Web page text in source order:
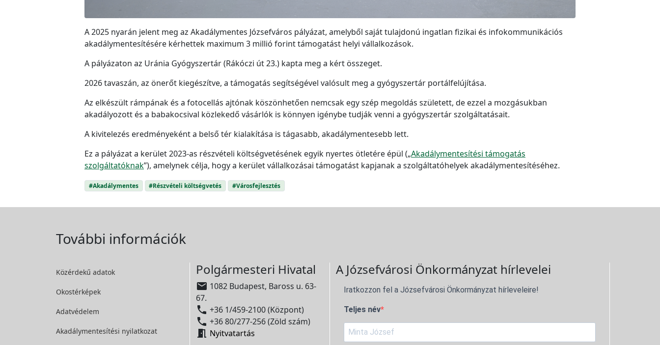
A 2025 nyarán jelent meg az Akadálymentes Józsefváros pályázat, amelyből saját tulajdonú ingatlan fizikai és infokommunikációs
akadálymentesítésére kérhettek maximum 3 millió forint támogatást helyi vállalkozások.
A pályázaton az Uránia Gyógyszertár (Rákóczi út 23.) kapta meg a kért összeget.
2026 tavaszán, az önerőt kiegészítve, a támogatás segítségével valósult meg a gyógyszertár portálfelújítása.
Az elkészült rámpának és a fotocellás ajtónak köszönhetően nemcsak egy szép megoldás született, de ezzel a mozgásukban
akadályozott és a babakocsival közlekedő vásárlók is könnyen igénybe tudják venni a gyógyszertár szolgáltatásait.
A kivitelezés eredményeként a belső tér kialakítása is tágasabb, akadálymentesebb lett.
Ez a pályázat a kerület 2023-as részvételi költségvetésének egyik nyertes ötletére épül („Akadálymentesítési támogatás
szolgáltatóknak”), amelynek célja, hogy a kerület vállalkozásai támogatást kapjanak a szolgáltatóhelyek akadálymentesítéséhez.
#Akadálymentes #Részvételi költségvetés #Városfejlesztés
További információk
Közérdekű adatok
Okostérképek
Adatvédelem
Akadálymentesítési nyilatkozat
Polgármesteri Hivatal
 1082 Budapest, Baross u. 63-
67.
 +36 1/459-2100 (Központ)
 +36 80/277-256 (Zöld szám)
 Nyitvatartás
A Józsefvárosi Önkormányzat hírlevelei
Iratkozzon fel a Józsefvárosi Önkormányzat hírleveleire!
Teljes név